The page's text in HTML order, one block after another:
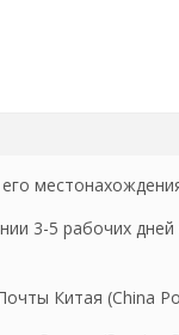
3-5 рабочих
Китая (China